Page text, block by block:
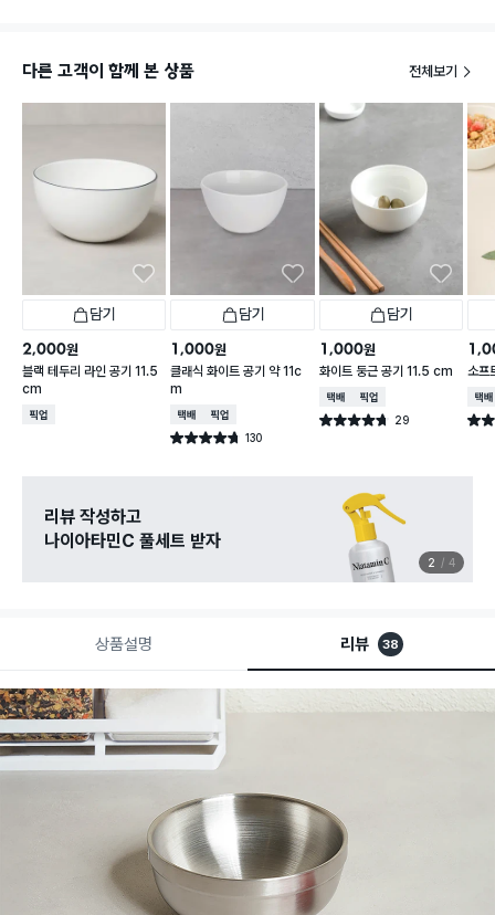
다른 고객이 함께 본 상품 전체보기
담기
2,000원
블랙 테두리 라인 공기 11.5
cm
매장픽업
담기
1,000원
클래식 화이트 공기 약 11c
m
택배배송매장픽업
별점 4.7점 130
건 작성
담기
1,000원
화이트 둥근 공기 11.5 cm
택배배송매장픽업
별점 4.7점 29
건 작성
소프
택배
별점
리뷰 작성하고
나이아타민C 풀세트 받자
2 4
상품설명 리뷰 38